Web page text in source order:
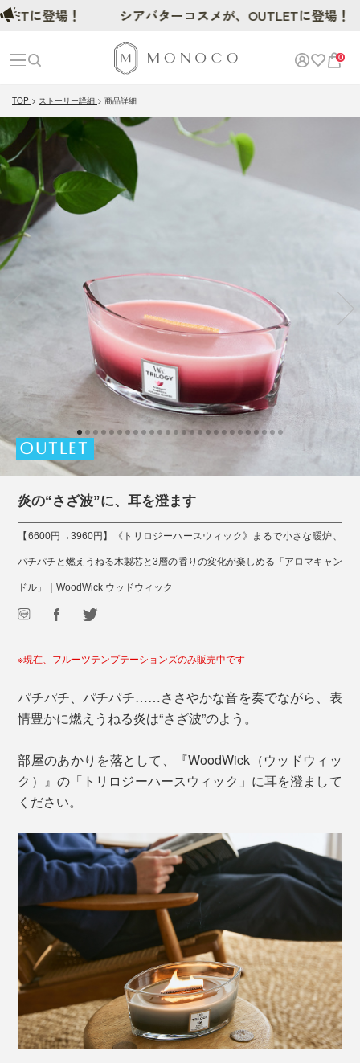
0
TOP ストーリー詳細 商品詳細
OUTLET
炎の“さざ波”に、耳を澄ます
【6600円→3960円】《トリロジーハースウィック》まるで小さな暖炉、
パチパチと燃えうねる木製芯と3層の香りの変化が楽しめる「アロマキャン
ドル」｜WoodWick ウッドウィック
※現在、フルーツテンプテーションズのみ販売中です
パチパチ、パチパチ……ささやかな音を奏でながら、表
情豊かに燃えうねる炎は“さざ波”のよう。
部屋のあかりを落として、『WoodWick（ウッドウィッ
ク）』の「トリロジーハースウィック」に耳を澄まして
ください。
登場！ シアバターコスメが、OUTLETに登場！